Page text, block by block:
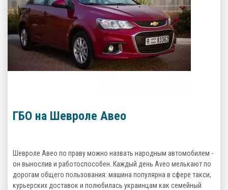
ГБО на Шевроле Авео
Шевроле Авео по праву можно назвать народным автомобилем -
он вынослив и работоспособен. Каждый день Aveo мелькают по
дорогам общего пользования: машина популярна в сфере такси,
курьерских доставок и полюбилась украинцам как семейный